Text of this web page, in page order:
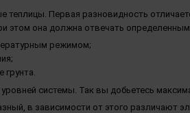
Первая разновидность
этом она должна отвечать
режимом;
грунта.
уровней системы. Так вы добьетесь
в зависимости от этого различают